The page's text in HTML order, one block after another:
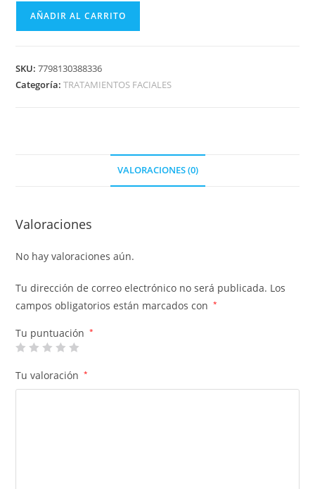
AÑADIR AL CARRITO
SKU:7798130388336
Categoría:TRATAMIENTOS FACIALES
VALORACIONES (0)
Valoraciones
No hay valoraciones aún.
Tu dirección de correo electrónico no será publicada. Los
campos obligatorios están marcados con
*
Tu puntuación *
Tu valoración *